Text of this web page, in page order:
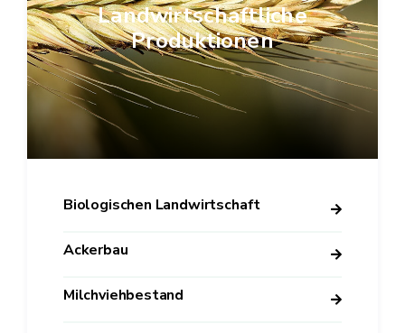
Landwirtschaftliche
Produktionen
Biologischen Landwirtschaft
Ackerbau
Milchviehbestand